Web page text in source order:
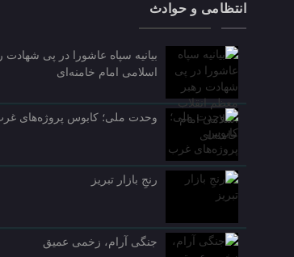
انتظامی و حوادث
بیانیه سپاه عاشورا در پی شهادت
اسلامی امام خامنه‌ای
وحدت ملی؛ کابوس پروژه‌های
رنجِ بازار تبریز
جنگی آرام، زخمی عمیق